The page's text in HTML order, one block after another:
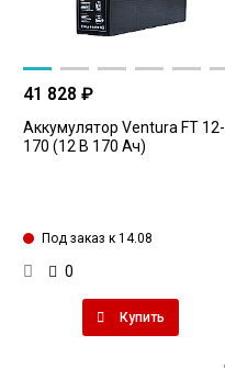
41 828 ₽
Аккумулятор Ventura FT 12-
170 (12 В 170 Ач)
Под заказ к 14.08
0
Купить